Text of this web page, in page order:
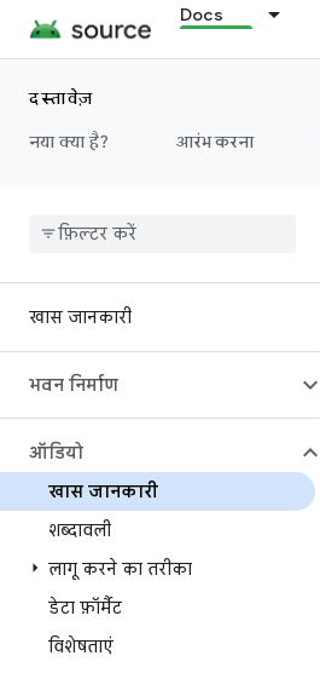
Docs
दस्तावेज़
नया क्या है?
आरंभ करना
खास जानकारी
भवन निर्माण
ऑडियो
खास जानकारी
शब्दावली
लागू करने का तरीका
डेटा फ़ॉर्मैट
विशेषताएं